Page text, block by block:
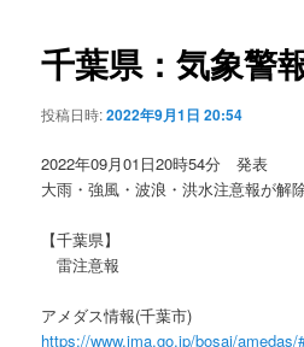
ゲ
ー
ョ
千葉県：気象警
投稿日時:2022年9月1日 20:54
2022年09月01日20時54分 発表
大雨・強風・波浪・洪水注意報が解
【千葉県】
雷注意報
アメダス情報(千葉市)
https://www.jma.go.jp/bosai/